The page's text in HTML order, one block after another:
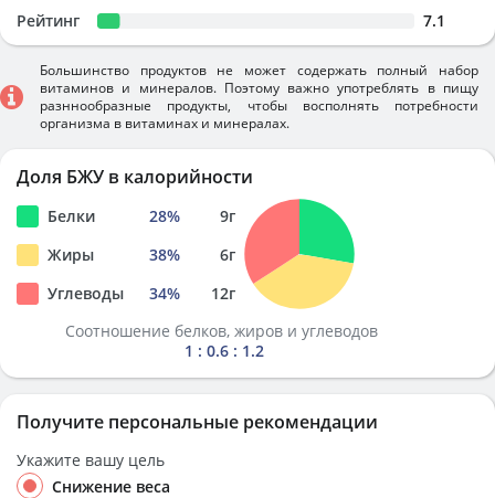
Рейтинг 7.1
Большинство продуктов не может содержать полный набор
витаминов и минералов. Поэтому важно употреблять в пищу
разннообразные продукты, чтобы восполнять потребности
организма в витаминах и минералах.
Доля БЖУ в калорийности
Белки 28% 9г
Жиры
38% 6г
Углеводы
34% 12г
Соотношение белков, жиров и углеводов
1 : 0.6 : 1.2
Получите персональные рекомендации
Укажите вашу цель
Снижение веса